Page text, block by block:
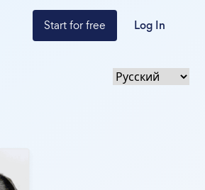
Start for free Log In